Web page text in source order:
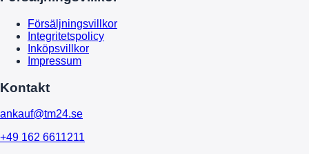
Försäljningsvillkor
Integritetspolicy
Inköpsvillkor
Impressum
Kontakt
ankauf@tm24.se
+49 162 6611211